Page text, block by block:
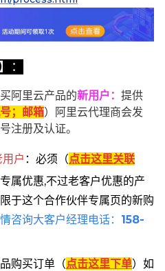
：
阿里云产品的新用户 ： 提供
；邮箱）阿里云代理商会发
注册及认证。
用户 ： 必须 （点击这里关联
属优惠,不过老客户优惠的产
于这个合作伙伴专属页的新购
咨询大客户经理电话： 158-
购买订单（点击这里下单） 如